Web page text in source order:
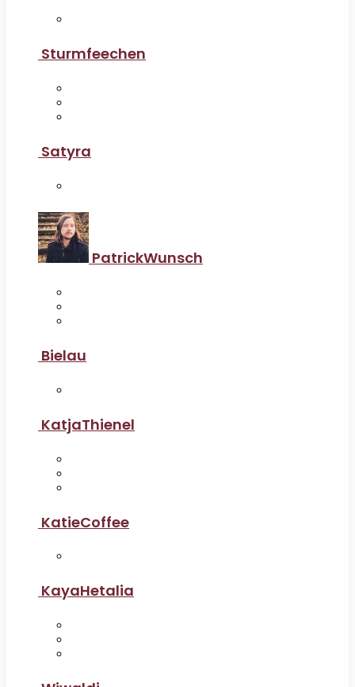
Sturmfeechen
Satyra
PatrickWunsch
Bielau
KatjaThienel
KatieCoffee
KayaHetalia